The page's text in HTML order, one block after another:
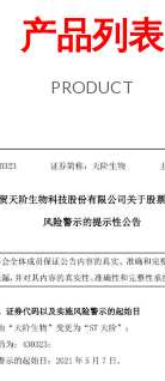
产品列表
PRODUCT